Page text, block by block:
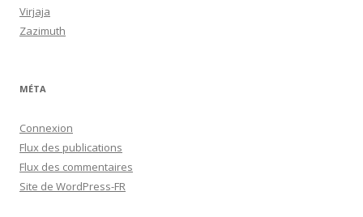
Virjaja
Zazimuth
MÉTA
Connexion
Flux des publications
Flux des commentaires
Site de WordPress-FR